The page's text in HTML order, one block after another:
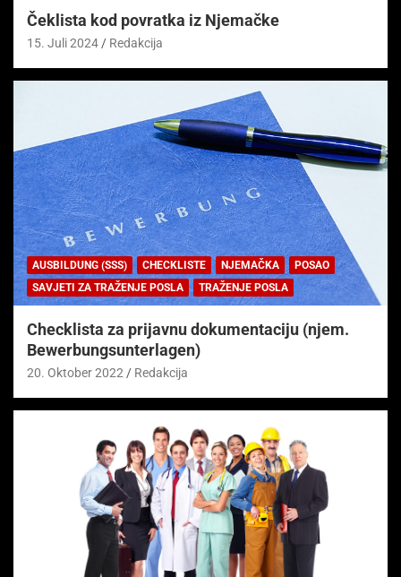
Čeklista kod povratka iz Njemačke
15. Juli 2024 Redakcija
AUSBILDUNG (SSS) CHECKLISTE NJEMAČKA
POSAO
SAVJETI ZA TRAŽENJE POSLA
TRAŽENJE POSLA
Checklista za prijavnu dokumentaciju (njem.
Bewerbungsunterlagen)
20. Oktober 2022 Redakcija